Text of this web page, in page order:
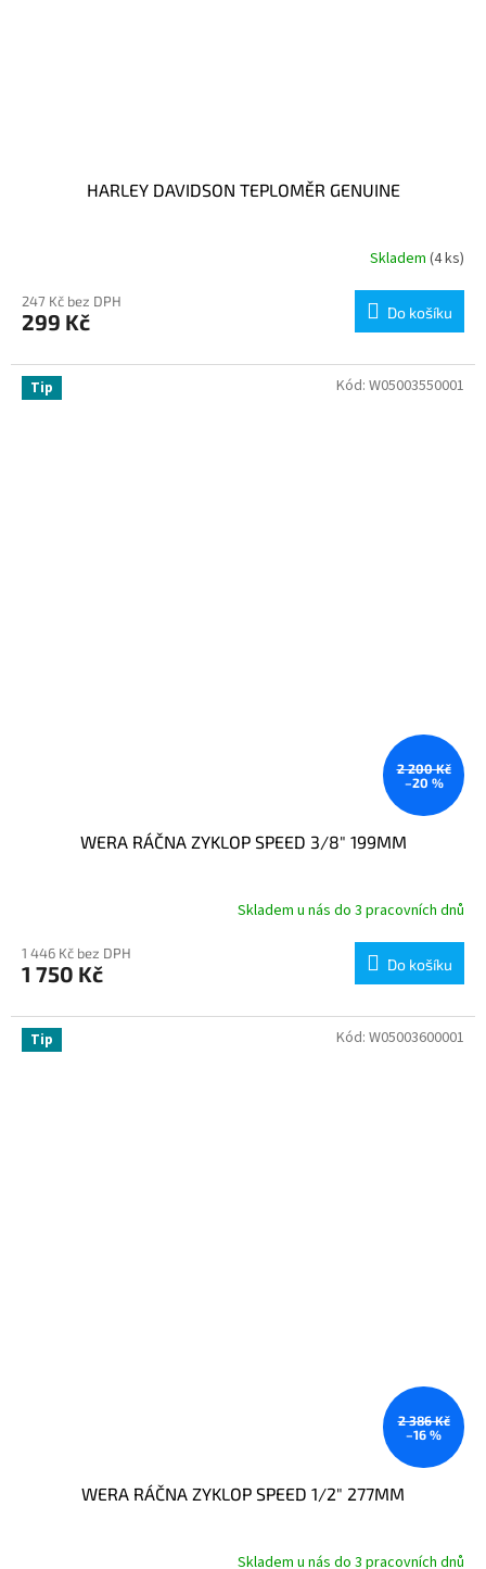
HARLEY DAVIDSON TEPLOMĚR GENUINE
Skladem (4 ks)
247 Kč bez DPH
299 Kč Do košíku
Tip
2 200 Kč
–20 %
WERA RÁČNA ZYKLOP SPEED 3/8" 199MM
Skladem u nás do 3 pracovních dnů
1 446 Kč bez DPH
1 750 Kč Do košíku
Kód: W05003550001
Tip
2 386 Kč
–16 %
WERA RÁČNA ZYKLOP SPEED 1/2" 277MM
Skladem u nás do 3 pracovních dnů
Kód: W05003600001